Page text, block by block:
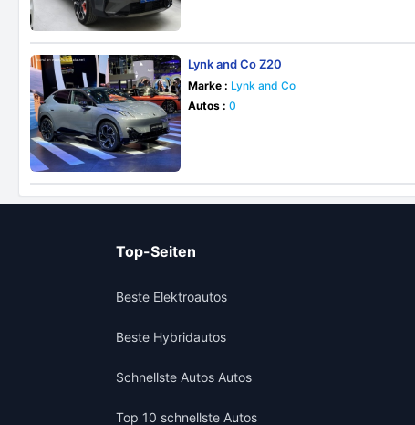
Lynk and Co Z20
Marke : Lynk and Co
Autos : 0
Top-Seiten
Beste Elektroautos
Beste Hybridautos
Schnellste Autos Autos
Top 10 schnellste Autos